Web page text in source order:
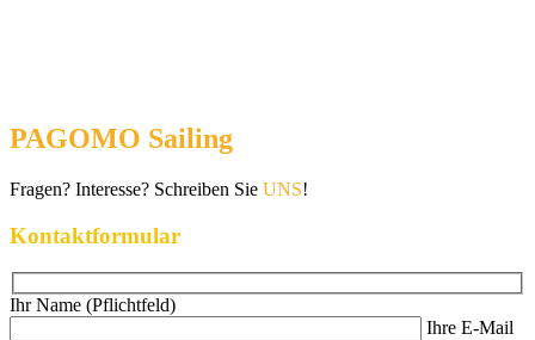
PAGOMO Sailing
Fragen? Interesse? Schreiben Sie UNS!
Kontaktformular
Ihr Name (Pflichtfeld)
Ihre E-Mail